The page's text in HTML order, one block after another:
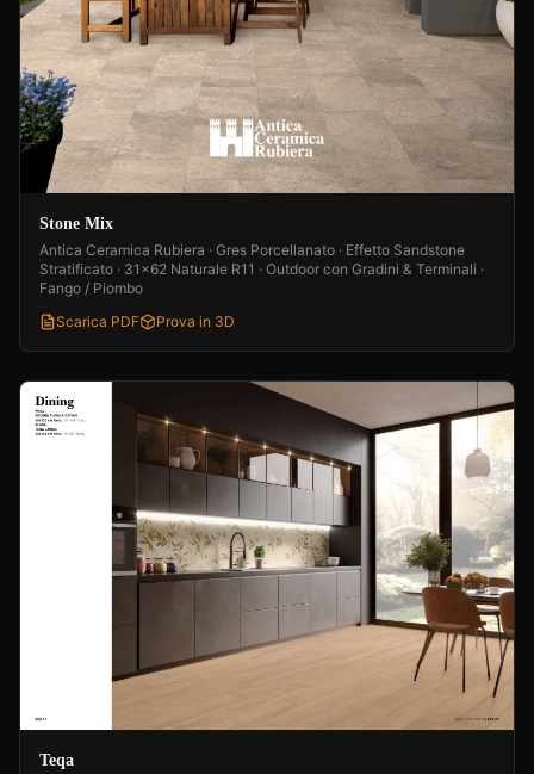
Stone Mix
Antica Ceramica Rubiera · Gres Porcellanato · Effetto Sandstone
Stratificato · 31x62 Naturale R11 · Outdoor con Gradini & Terminali ·
Fango / Piombo
Scarica PDF
Prova in 3D
Teqa